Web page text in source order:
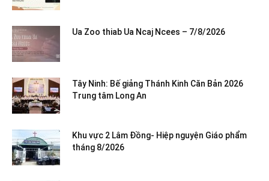
Ua Zoo thiab Ua Ncaj Ncees – 7/8/2026
Tây Ninh: Bế giảng Thánh Kinh Căn Bản 2026
Trung tâm Long An
Khu vực 2 Lâm Đồng- Hiệp nguyện Giáo phẩm
tháng 8/2026